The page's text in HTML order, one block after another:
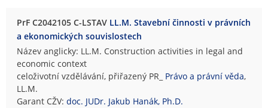
PrF C2042105 C-LSTAV LL.M. Stavební činnosti v právních
a ekonomických souvislostech
Název anglicky: LL.M. Construction activities in legal and
economic context
celoživotní vzdělávání, přiřazený PR_ Právo a právní věda,
LL.M.
Garant CŽV:doc. JUDr. Jakub Hanák, Ph.D.